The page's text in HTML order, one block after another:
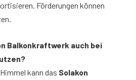
Förderungen können
Balkonkraftwerk auch bei
kann das Solakon